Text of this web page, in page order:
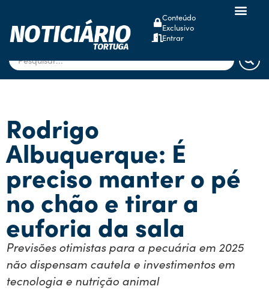
Conteúdo
Exclusivo
Entrar
Rodrigo
Albuquerque: É
preciso manter o pé
no chão e tirar a
euforia da sala
Previsões otimistas para a pecuária em 2025
não dispensam cautela e investimentos em
tecnologia e nutrição animal